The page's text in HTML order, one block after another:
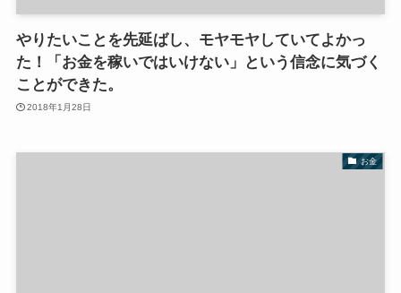
やりたいことを先延ばし、モヤモヤしていてよかっ
た！「お金を稼いではいけない」という信念に気づく
ことができた。
2018年1月28日
お金